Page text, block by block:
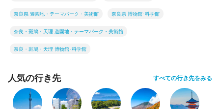
奈良県 遊園地・テーマパーク・美術館 奈良県 博物館･科学館
奈良・斑鳩・天理 遊園地・テーマパーク・美術館
奈良・斑鳩・天理 博物館･科学館
人気の行き先 すべての行き先をみる